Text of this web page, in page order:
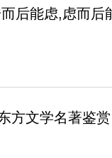
而后能虑,虑而后
方文学名著鉴赏